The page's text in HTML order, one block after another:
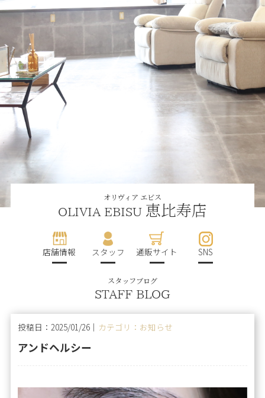
オリヴィア エビス
OLIVIA EBISU 恵比寿店
店舗情報 スタッフ 通販サイト SNS
スタッフブログ
STAFF BLOG
投稿日：2025/01/26｜ カテゴリ：お知らせ
アンドヘルシー